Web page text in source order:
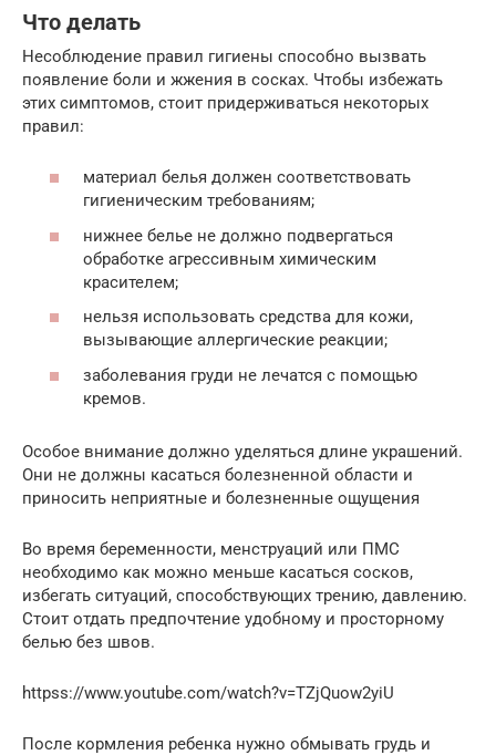
Что делать
Несоблюдение правил гигиены способно вызвать
появление боли и жжения в сосках. Чтобы избежать
этих симптомов, стоит придерживаться некоторых
правил:
материал белья должен соответствовать
гигиеническим требованиям;
нижнее белье не должно подвергаться
обработке агрессивным химическим
красителем;
нельзя использовать средства для кожи,
вызывающие аллергические реакции;
заболевания груди не лечатся с помощью
кремов.
Особое внимание должно уделяться длине украшений.
Они не должны касаться болезненной области и
приносить неприятные и болезненные ощущения
Во время беременности, менструаций или ПМС
необходимо как можно меньше касаться сосков,
избегать ситуаций, способствующих трению, давлению.
Стоит отдать предпочтение удобному и просторному
белью без швов.
httpss://www.youtube.com/watch?v=TZjQuow2yiU
После кормления ребенка нужно обмывать грудь и